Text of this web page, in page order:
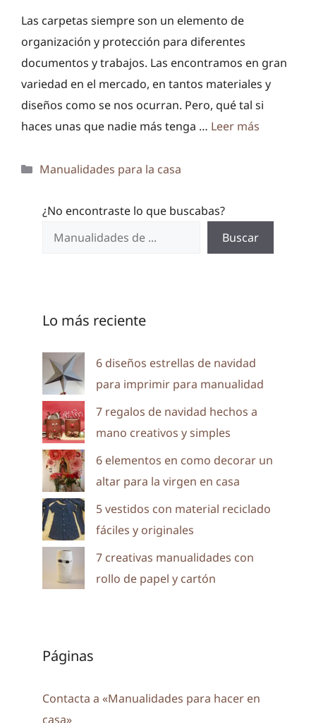
Las carpetas siempre son un elemento de
organización y protección para diferentes
documentos y trabajos. Las encontramos en gran
variedad en el mercado, en tantos materiales y
diseños como se nos ocurran. Pero, qué tal si
haces unas que nadie más tenga … Leer más
Categorías
Manualidades para la casa
¿No encontraste lo que buscabas?
Buscar
Lo más reciente
6 diseños estrellas de navidad
para imprimir para manualidad
7 regalos de navidad hechos a
mano creativos y simples
6 elementos en como decorar un
altar para la virgen en casa
5 vestidos con material reciclado
fáciles y originales
7 creativas manualidades con
rollo de papel y cartón
Páginas
Contacta a «Manualidades para hacer en
casa»